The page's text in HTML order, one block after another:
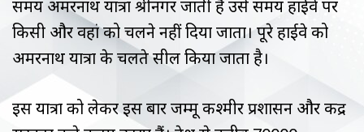
समय अमरनाथ यात्रा श्रीनगर जाती है उसे समय हाईवे पर
किसी और वहां को चलने नहीं दिया जाता। पूरे हाईवे को
अमरनाथ यात्रा के चलते सील किया जाता है।
इस यात्रा को लेकर इस बार जम्मू कश्मीर प्रशासन और केंद्र